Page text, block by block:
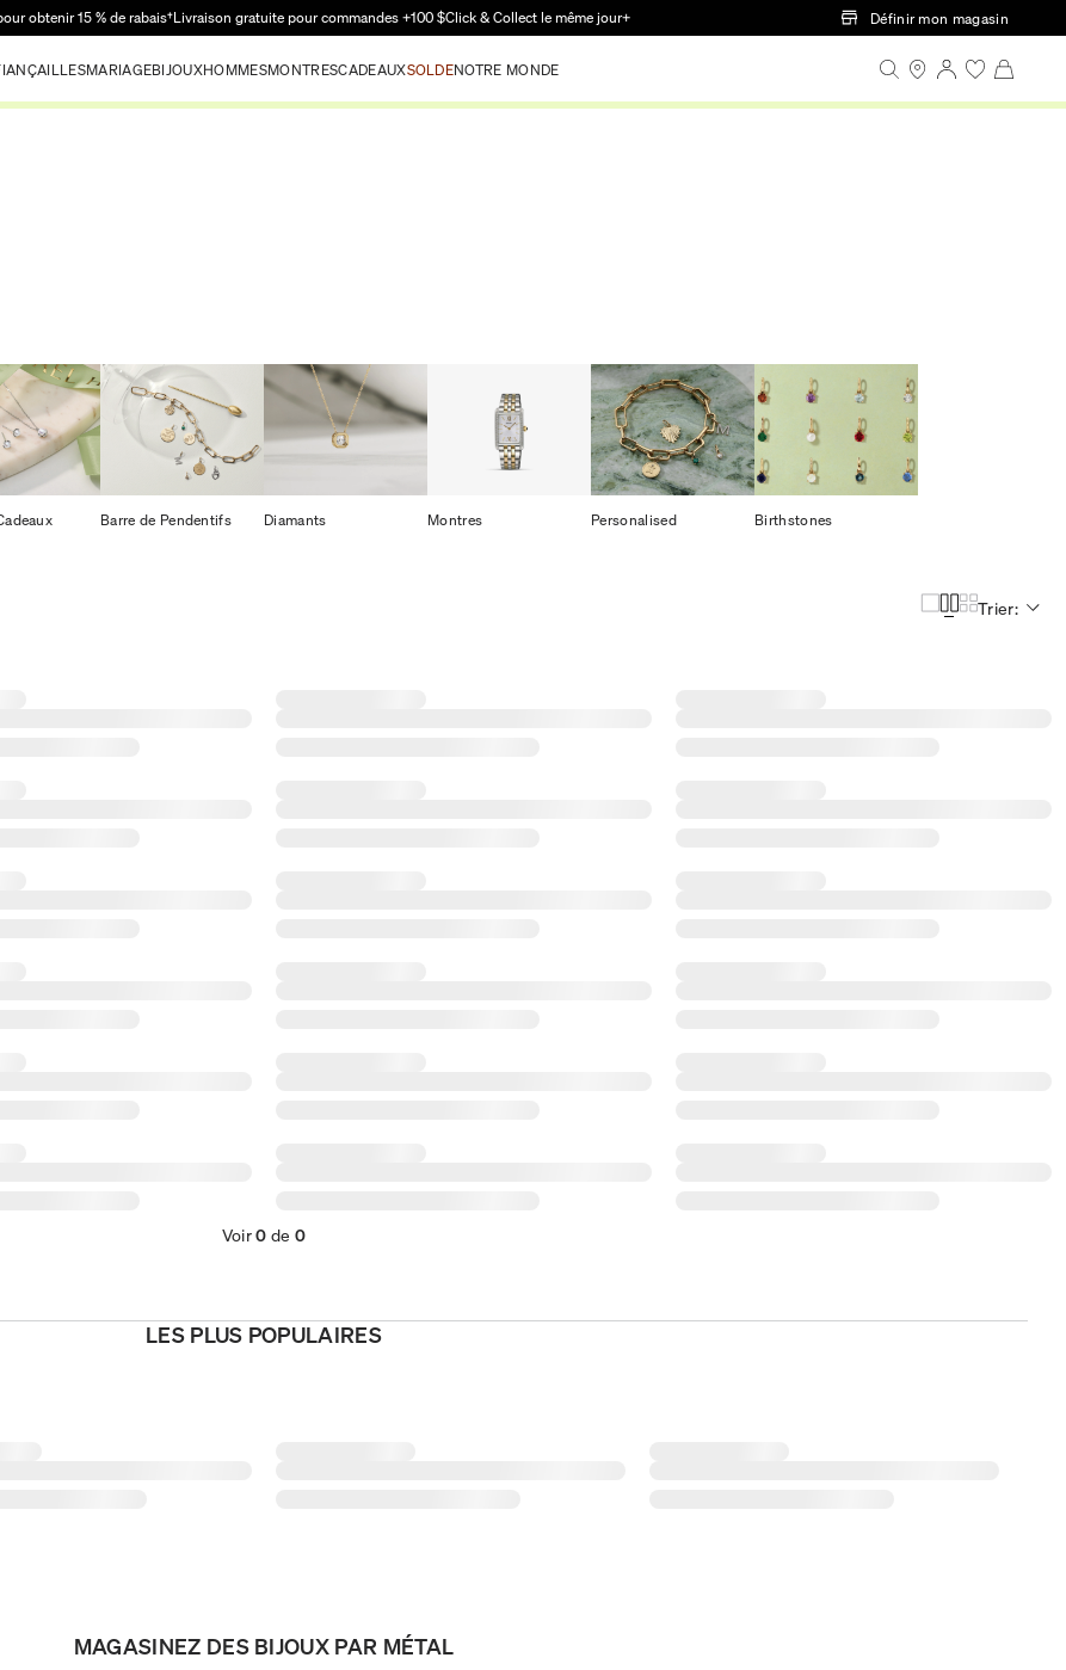
Passer au contenu principal
obtenir 15 % de rabais†Livraison gratuite pour commandes +100 $Click & Collect le même jour+ Définir mon magasin
MARIAGEBIJOUXHOMMESMONTRESCADEAUXSOLDENOTRE MONDE
Barre de Pendentifs Diamants Montres Personalised Birthstones
Trier:
Voir0 de 0
LES PLUS POPULAIRES
MAGASINEZ DES BIJOUX PAR MÉTAL